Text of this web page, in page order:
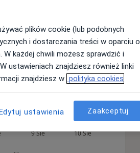
nie jest dostępne
profil
9 Sie
Pon,
10 Sie
Wt,
11 Sie
plików cookie (lub podobnych
i dostarczania treści w oparciu o
każdej chwili możesz sprawdzić i
ustawieniach znajdziesz również linki
znajdziesz w polityka cookies
ustawienia Zaakceptuj